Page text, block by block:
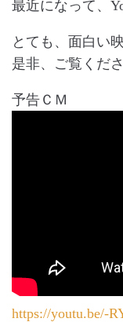
最近になって、
とても、面白い
是非、ご覧くださ
予告ＣＭ
https://youtu.be/-